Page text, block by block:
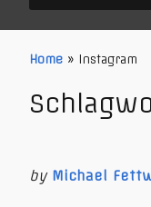
Home » Instagram
by Michael